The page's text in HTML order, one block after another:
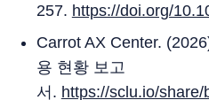
257. https://doi.org/
Carrot AX Center.
용 현황 보고
서. https://sclu.io/